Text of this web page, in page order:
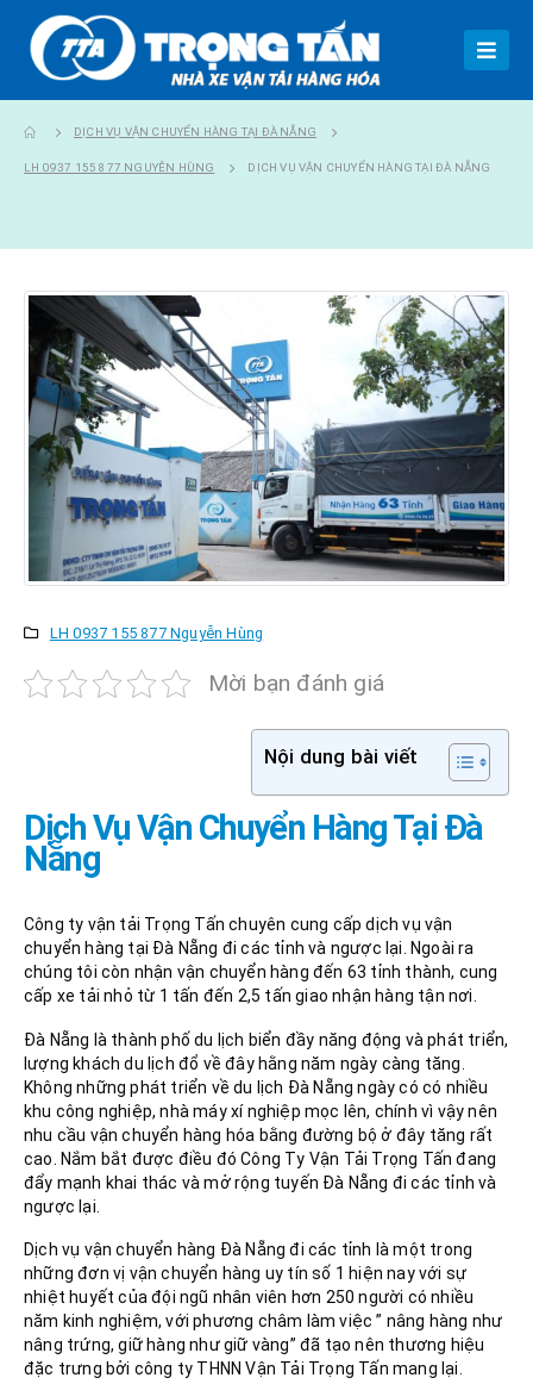
DỊCH VỤ VẬN CHUYỂN HÀNG TẠI ĐÀ NẴNG
LH 0937 155 877 NGUYỄN HÙNG DỊCH VỤ VẬN CHUYỂN HÀNG TẠI ĐÀ NẴNG
LH 0937 155 877 Nguyễn Hùng
Mời bạn đánh giá
Nội dung bài viết
Dịch Vụ Vận Chuyển Hàng Tại Đà
Nẵng
Công ty vận tải Trọng Tấn chuyên cung cấp dịch vụ vận
chuyển hàng tại Đà Nẵng đi các tỉnh và ngược lại. Ngoài ra
chúng tôi còn nhận vận chuyển hàng đến 63 tỉnh thành, cung
cấp xe tải nhỏ từ 1 tấn đến 2,5 tấn giao nhận hàng tận nơi.
Đà Nẵng là thành phố du lịch biển đầy năng động và phát triển,
lượng khách du lịch đổ về đây hằng năm ngày càng tăng.
Không những phát triển về du lịch Đà Nẵng ngày có có nhiều
khu công nghiệp, nhà máy xí nghiệp mọc lên, chính vì vậy nên
nhu cầu vận chuyển hàng hóa bằng đường bộ ở đây tăng rất
cao. Nắm bắt được điều đó Công Ty Vận Tải Trọng Tấn đang
đẩy mạnh khai thác và mở rộng tuyến Đà Nẵng đi các tỉnh và
ngược lại.
Dịch vụ vận chuyển hàng Đà Nẵng đi các tỉnh là một trong
những đơn vị vận chuyển hàng uy tín số 1 hiện nay với sự
nhiệt huyết của đội ngũ nhân viên hơn 250 người có nhiều
năm kinh nghiệm, với phương châm làm việc ” nâng hàng như
nâng trứng, giữ hàng như giữ vàng” đã tạo nên thương hiệu
đặc trưng bởi công ty THNN Vận Tải Trọng Tấn mang lại.